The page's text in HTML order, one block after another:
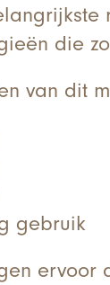
die
van dit
gebruik